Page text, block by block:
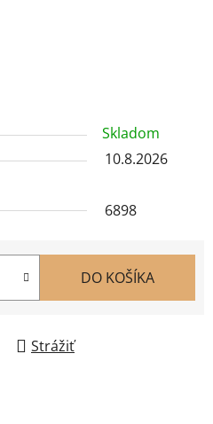
Skladom
10.8.2026
6898
DO KOŠÍKA
Strážiť